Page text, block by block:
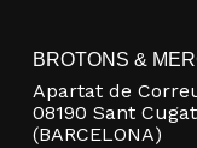
BROTONS &
Apartat de
08190 Sant
(BARCELONA)